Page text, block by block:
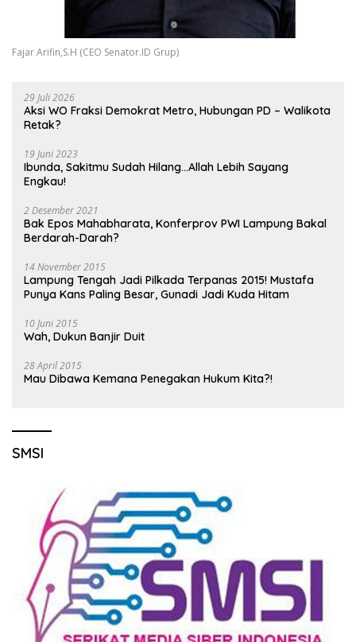
Fajar Arifin,S.H (CEO Senator.ID Grup)
29 Juli 2026
Aksi WO Fraksi Demokrat Metro, Hubungan PD – Walikota
Retak?
19 Juni 2023
Ibunda, Sakitmu Sudah Hilang…Allah Lebih Sayang
Engkau!
2 Desember 2021
Bak Epos Mahabharata, Konferprov PWI Lampung Bakal
Berdarah-Darah?
14 November 2015
Lampung Tengah Jadi Pilkada Terpanas 2015! Mustafa
Punya Kans Paling Besar, Gunadi Jadi Kuda Hitam
10 Juni 2015
Wah, Dukun Banjir Duit
28 April 2015
Mau Dibawa Kemana Penegakan Hukum Kita?!
SMSI